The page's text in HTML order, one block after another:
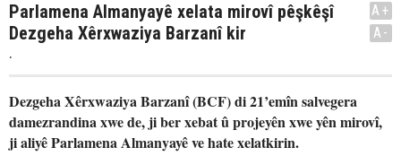
Parlamena Almanyayê xelata mirovî pêşkêşî
Dezgeha Xêrxwaziya Barzanî kir
.
A+
A-
Dezgeha Xêrxwaziya Barzanî (BCF) di 21’emîn salvegera
damezrandina xwe de, ji ber xebat û projeyên xwe yên mirovî,
ji aliyê Parlamena Almanyayê ve hate xelatkirin.